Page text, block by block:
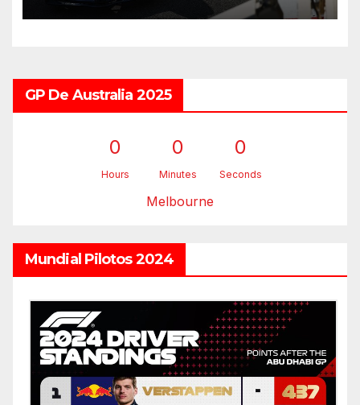
GP De Australia 2025
0
Hours
0
Minutes
0
Seconds
Melbourne
Mundial Pilotos 2024